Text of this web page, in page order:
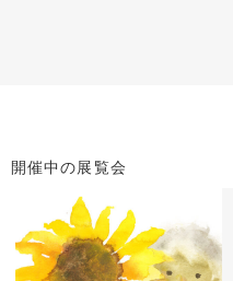
開催中の展覧会